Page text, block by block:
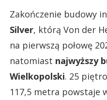
Zakończenie budowy
Silver, którą Von der
na pierwszą połowę
natomiast najwyższy
Wielkopolski. 25
117,5 metra powstaje